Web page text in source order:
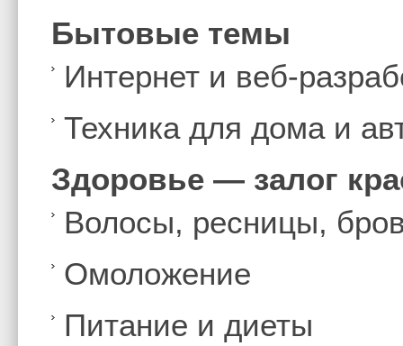
Бытовые темы
Интернет и веб-
Техника для дома и
Здоровье — залог
Волосы, ресницы,
Омоложение
Питание и диеты